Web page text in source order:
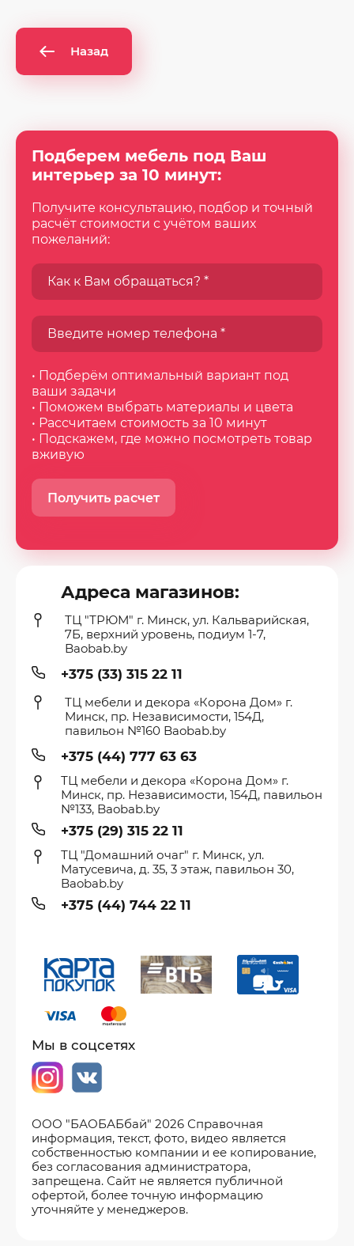
Назад
ООО "БАОБАБбай" 2026 Справочная
информация, текст, фото, видео является
собственностью компании и ее копирование,
без согласования администратора,
запрещена. Сайт не является публичной
офертой, более точную информацию
уточняйте у менеджеров.
Адреса магазинов:
ТЦ "ТРЮМ" г. Минск, ул. Кальварийская,
7Б, верхний уровень, подиум 1-7,
Baobab.by
+375 (33) 315 22 11
ТЦ мебели и декора «Корона Дом» г.
Минск, пр. Независимости, 154Д,
павильон №160 Baobab.by
+375 (44) 777 63 63
ТЦ мебели и декора «Корона Дом» г.
Минск, пр. Независимости, 154Д, павильон
№133, Baobab.by
+375 (29) 315 22 11
ТЦ "Домашний очаг" г. Минск, ул.
Матусевича, д. 35, 3 этаж, павильон 30,
Baobab.by
+375 (44) 744 22 11
Мы в соцсетях
Подберем мебель под Ваш
интерьер за 10 минут:
Получите консультацию, подбор и точный
расчёт стоимости с учётом ваших
пожеланий:
• Подберём оптимальный вариант под
ваши задачи
• Поможем выбрать материалы и цвета
• Рассчитаем стоимость за 10 минут
• Подскажем, где можно посмотреть товар
вживую
Получить расчет